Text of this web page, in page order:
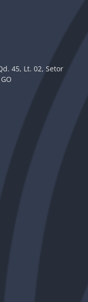
45, Lt. 02, Setor